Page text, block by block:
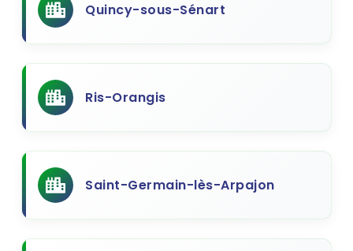
Quincy-sous-Sénart
Ris-Orangis
Saint-Germain-lès-Arpajon